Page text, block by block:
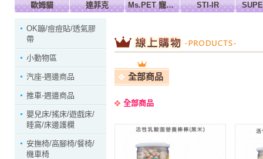
歐姆貓
達菲克 Ms.PET 寵物小姐 STI-IR
OK蹦/痘痘貼/透氣膠
帶
小動物區
汽座-週邊商品
推車-週邊商品
嬰兒床/搖床/遊戲床/
睡窩/床邊護欄
安撫椅/高腳椅/餐椅/
機車椅
全部商品
全部商品